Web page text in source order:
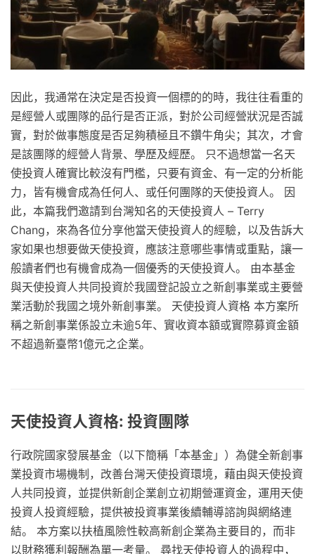
因此，我通常在決定是否投資一個標的的時，我往往看重的
是經營人或團隊的品行是否正派，對於公司經營狀況是否誠
實，對於做事態度是否足夠積極且不鑽牛角尖；其次，才會
是該團隊的經營人背景、學歷及經歷。 只不過想當一名天
使投資人確實比較沒有門檻，只要有資金、有一定的分析能
力，皆有機會成為任何人、或任何團隊的天使投資人。 因
此，本篇我們邀請到台灣知名的天使投資人 – Terry
Chang，來為各位分享他當天使投資人的經驗，以及告訴大
家如果也想要做天使投資，應該注意哪些事情或重點，讓一
般讀者們也有機會成為一個優秀的天使投資人。 由本基金
與天使投資人共同投資於我國登記設立之新創事業或主要營
業活動於我國之境外新創事業。 天使投資人資格 本方案所
稱之新創事業係設立未逾5年、實收資本額或實際募資金額
不超過新臺幣1億元之企業。
天使投資人資格: 投資團隊
行政院國家發展基金（以下簡稱「本基金」）為健全新創事
業投資市場機制，改善台灣天使投資環境，藉由與天使投資
人共同投資，並提供新創企業創立初期營運資金，運用天使
投資人投資經驗，提供被投資事業後續輔導諮詢與網絡連
結。 本方案以扶植風險性較高新創企業為主要目的，而非
以財務獲利報酬為單一考量。 尋找天使投資人的過程中，